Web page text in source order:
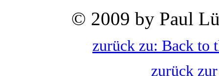
© 2009 by Paul
zurück zu: Back to
zurück